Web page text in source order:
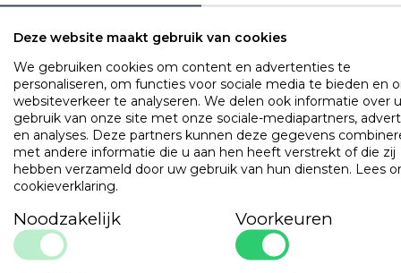
Hoofdkussen gevuld met holle gesiliconiseerde polyester
vezelbolletjes. Met een luxe perkal-katoenen tijk.
Populaireproducten
Gilder Synthetisch Superior
Deze website maakt gebruik van cookies
We gebruiken cookies om content en advertenties te
personaliseren, om functies voor sociale media te bieden en
websiteverkeer te analyseren. We delen ook informatie over
gebruik van onze site met onze sociale-mediapartners,
en analyses. Deze partners kunnen deze gegevens
met andere informatie die u aan hen heeft verstrekt of die zij
hebben verzameld door uw gebruik van hun diensten. Lees
cookieverklaring.
Noodzakelijk Voorkeuren